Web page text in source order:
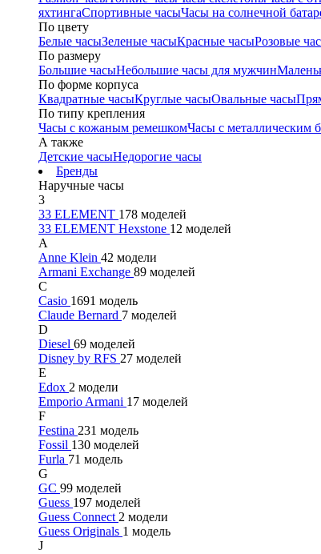
яхтингаСпортивные часыЧасы на солнечной
По цвету
Белые часыЗеленые часыКрасные часыРозовые
По размеру
Большие часыНебольшие часы для мужчин
По форме корпуса
Квадратные часыКруглые часыОвальные часы
По типу крепления
Часы с кожаным ремешкомЧасы с металлическим
А также
Детские часыНедорогие часы
Бренды
Наручные часы
3
33 ELEMENT 178 моделей
33 ELEMENT Hexstone 12 моделей
A
Anne Klein 42 модели
Armani Exchange 89 моделей
C
Casio 1691 модель
Claude Bernard 7 моделей
D
Diesel 69 моделей
Disney by RFS 27 моделей
E
Edox 2 модели
Emporio Armani 17 моделей
F
Festina 231 модель
Fossil 130 моделей
Furla 71 модель
G
GC 99 моделей
Guess 197 моделей
Guess Connect 2 модели
Guess Originals 1 модель
J